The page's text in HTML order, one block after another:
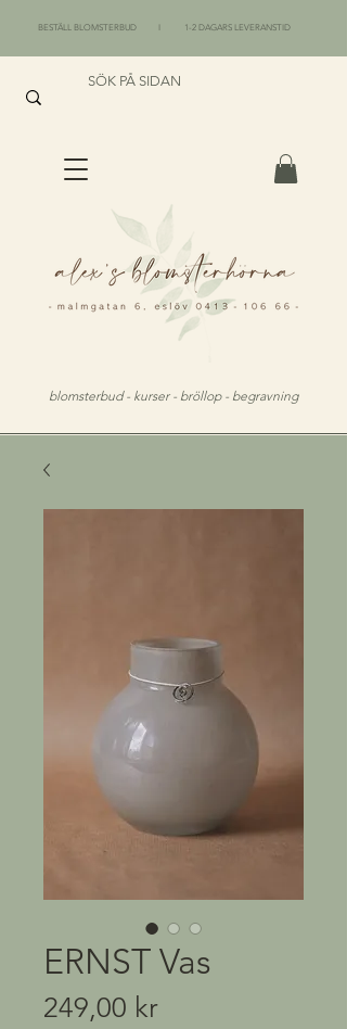
BESTÄLL BLOMSTERBUD I 1-2 DAGARS LEVERANSTID
blomsterbud - kurser - bröllop - begravning
ERNST Vas
249,00 krPris